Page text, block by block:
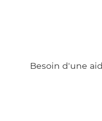
Besoin d'une